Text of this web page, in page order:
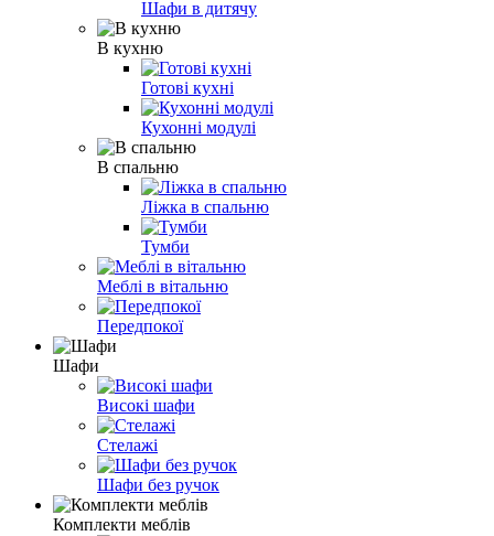
Шафи в дитячу
В кухню
Готові кухні
Кухонні модулі
В спальню
Ліжка в спальню
Тумби
Меблі в вітальню
Передпокої
Шафи
Високі шафи
Стелажі
Шафи без ручок
Комплекти меблів